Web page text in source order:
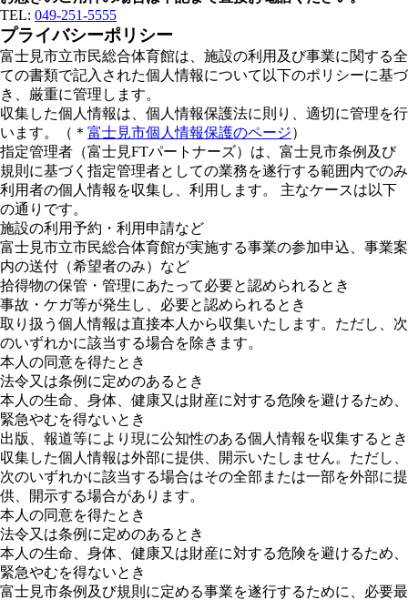
TEL: 049-251-5555
プライバシーポリシー
富士見市立市民総合体育館は、施設の利用及び事業に関する全
ての書類で記入された個人情報について以下のポリシーに基づ
き、厳重に管理します。
収集した個人情報は、個人情報保護法に則り、適切に管理を行
います。（＊ 富士見市個人情報保護のページ）
指定管理者（富士見FTパートナーズ）は、富士見市条例及び
規則に基づく指定管理者としての業務を遂行する範囲内でのみ
利用者の個人情報を収集し、利用します。 主なケースは以下
の通りです。
施設の利用予約・利用申請など
富士見市立市民総合体育館が実施する事業の参加申込、事業案
内の送付（希望者のみ）など
拾得物の保管・管理にあたって必要と認められるとき
事故・ケガ等が発生し、必要と認められるとき
取り扱う個人情報は直接本人から収集いたします。ただし、次
のいずれかに該当する場合を除きます。
本人の同意を得たとき
法令又は条例に定めのあるとき
本人の生命、身体、健康又は財産に対する危険を避けるため、
緊急やむを得ないとき
出版、報道等により現に公知性のある個人情報を収集するとき
収集した個人情報は外部に提供、開示いたしません。ただし、
次のいずれかに該当する場合はその全部または一部を外部に提
供、開示する場合があります。
本人の同意を得たとき
法令又は条例に定めのあるとき
本人の生命、身体、健康又は財産に対する危険を避けるため、
緊急やむを得ないとき
富士見市条例及び規則に定める事業を遂行するために、必要最